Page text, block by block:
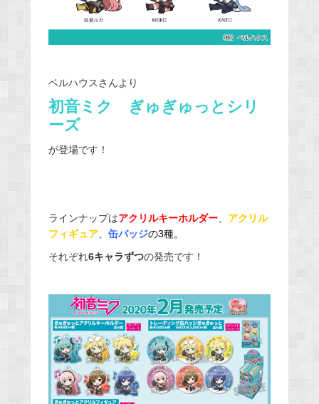
ベルハウスさんより
初音ミク ぎゅぎゅっとシリ
ーズ
が登場です！
ラインナップはアクリルキーホルダー、 アクリル
フィギュア、 缶バッジの3種。
それぞれ6キャラずつの発売です！